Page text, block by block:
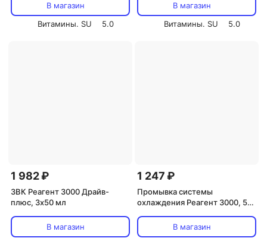
В магазин
Витамины. SU
5.0
В магазин
Витамины. SU
5.0
1 982 ₽
ЗВК Реагент 3000 Драйв-
плюс, 3х50 мл
В магазин
1 247 ₽
Промывка системы
охлаждения Реагент 3000, 50
В магазин